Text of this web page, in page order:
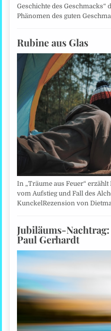
Geschichte des Geschmacks“
Phänomen des guten
Rubine aus Glas
In „Träume aus Feuer“
vom Aufstieg und Fall des
KunckelRezension von
Jubiläums-Nachtrag:
Paul Gerhardt